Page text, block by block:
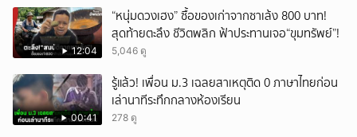
12:04
“หนุ่มดวงเฮง” ซื้อของเก่าจากซาเล้ง 800 บาท!
สุดท้ายตะลึง ชีวิตพลิก ฟ้าประทานเจอ“ขุมทรัพย์”!
5,046 ดู
00:41
รู้แล้ว! เพื่อน ม.3 เฉลยสาเหตุติด 0 ภาษาไทยก่อน
เล่านาทีระทึกกลางห้องเรียน
278 ดู